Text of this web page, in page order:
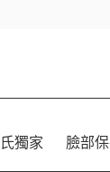
獨家 臉部